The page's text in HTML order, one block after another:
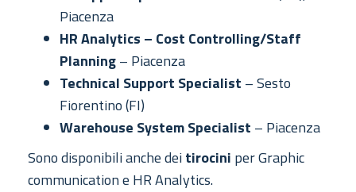
Piacenza
HR Analytics – Cost Controlling/Staff
Planning– Piacenza
Technical Support Specialist – Sesto
Fiorentino (FI)
Warehouse System Specialist – Piacenza
Sono disponibili anche deitirocini per Graphic
communication e HR Analytics.